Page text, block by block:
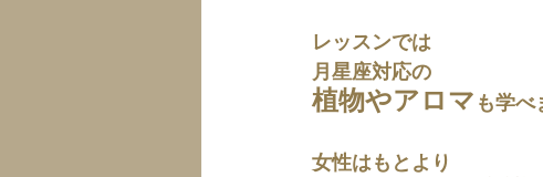
レッスンでは
月星座対応の
植物やアロマ も学べ
女性はもとより